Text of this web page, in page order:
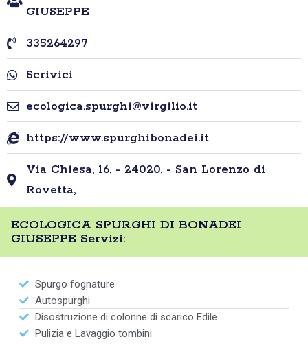
GIUSEPPE
335264297
Scrivici
ecologica.spurghi@virgilio.it
https://www.spurghibonadei.it
Via Chiesa, 16, - 24020, - San Lorenzo di
Rovetta,
ECOLOGICA SPURGHI DI BONADEI
GIUSEPPE Servizi:
Spurgo fognature
Autospurghi
Disostruzione di colonne di scarico Edile
Pulizia e Lavaggio tombini